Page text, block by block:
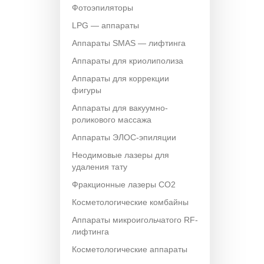
Фотоэпиляторы
LPG — аппараты
Аппараты SMAS — лифтинга
Аппараты для криолиполиза
Аппараты для коррекции
фигуры
Аппараты для вакуумно-
роликового массажа
Аппараты ЭЛОС-эпиляции
Неодимовые лазеры для
удаления тату
Фракционные лазеры CO2
Косметологические комбайны
Аппараты микроигольчатого RF-
лифтинга
Косметологические аппараты